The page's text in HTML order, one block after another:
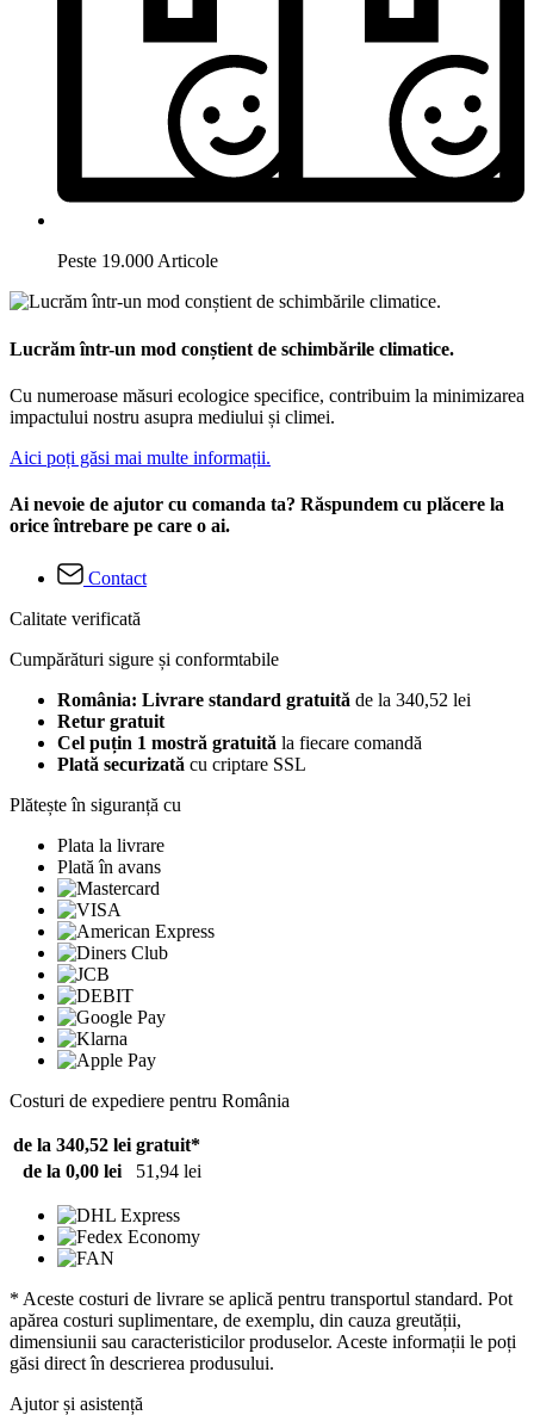
Peste 19.000 Articole
Lucrăm într-un mod conștient de schimbările climatice.
Cu numeroase măsuri ecologice specifice, contribuim la minimizarea
impactului nostru asupra mediului și climei.
Aici poți găsi mai multe informații.
Ai nevoie de ajutor cu comanda ta? Răspundem cu plăcere la
orice întrebare pe care o ai.
Contact
Calitate verificată
Cumpărături sigure și conformtabile
România: Livrare standard gratuită de la 340,52 lei
Retur gratuit
Cel puțin 1 mostră gratuită la fiecare comandă
Plată securizată cu criptare SSL
Plătește în siguranță cu
Plata la livrare
Plată în avans
Costuri de expediere pentru România
de la 340,52 lei gratuit*
de la 0,00 lei
51,94 lei
* Aceste costuri de livrare se aplică pentru transportul standard. Pot
apărea costuri suplimentare, de exemplu, din cauza greutății,
dimensiunii sau caracteristicilor produselor. Aceste informații le poți
găsi direct în descrierea produsului.
Ajutor și asistență